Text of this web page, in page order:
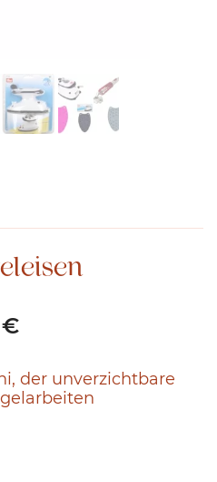
€
e
der unverzichtbare